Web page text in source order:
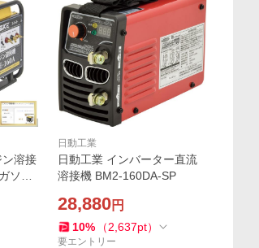
溶接
ソリ
力電
4.0
日動工業
日動工業 インバーター直流
溶接機 BM2-160DA-SP
28,880円
10% （2,637pt）
要エントリー